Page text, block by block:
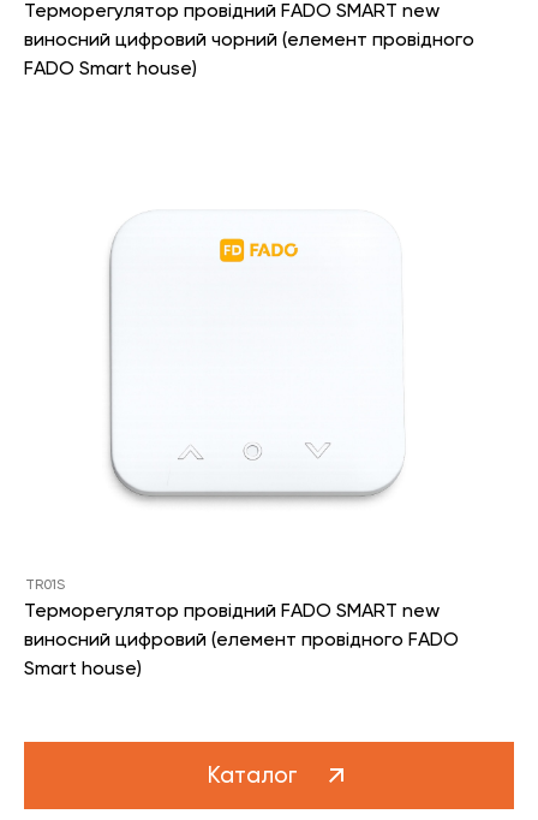
Терморегулятор провідний FADO SMART new
виносний цифровий чорний (елемент провідного
FADO Smart house)
TR01S
Терморегулятор провідний FADO SMART new
виносний цифровий (елемент провідного FADO
Smart house)
Каталог